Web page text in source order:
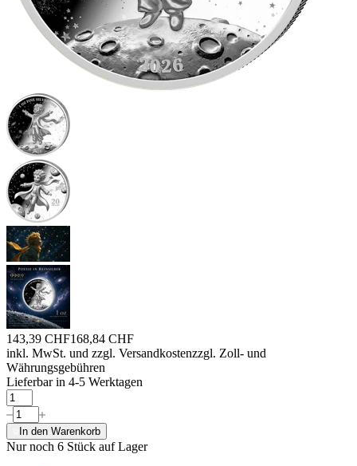
143,39 CHF168,84 CHF
inkl. MwSt. und zzgl. Versandkostenzzgl. Zoll- und
Währungsgebühren
Lieferbar in 4-5 Werktagen
In den Warenkorb
Nur noch 6 Stück auf Lager